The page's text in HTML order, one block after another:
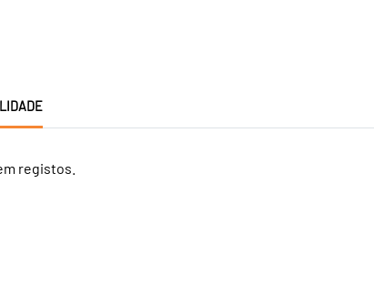
registos.